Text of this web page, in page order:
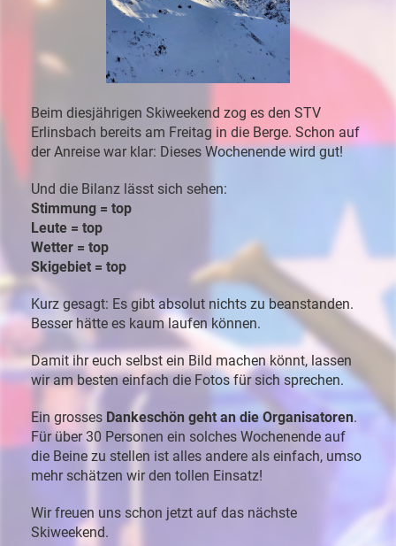
Beim diesjährigen Skiweekend zog es den STV
Erlinsbach bereits am Freitag in die Berge. Schon auf
der Anreise war klar: Dieses Wochenendewirdgut!
Und die Bilanz lässt sich sehen:
Stimmung = top
Leute = top
Wetter = top
Skigebiet = top
Kurz gesagt: Es gibt absolut nichts zubeanstanden.
Besser hätte es kaumlaufen können.
Damitihreuch selbst ein Bild machen könnt, lassen
wirambesteneinfach die Fotosfürsichsprechen.
Ein grosses Dankeschön gehtan die Organisatoren.
Fürüber30 Personen ein solches Wochenende auf
die Beine zu stellen ist alles andere als einfach, umso
mehrschätzen wirden tollen Einsatz!
Wirfreuen uns schon jetzt auf das nächste
Skiweekend.